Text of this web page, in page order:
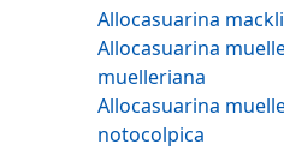
Allocasuarina
muelleriana
Allocasuarina
notocolpica